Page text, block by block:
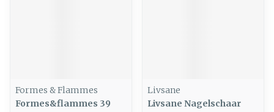
Formes & Flammes
Formes&flammes 39
Livsane
Livsane Nagelschaar